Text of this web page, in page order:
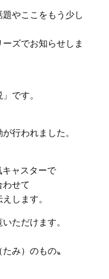
題やここをもう少し
ーズでお知らせしま
です。
行われました。
ャスターで
せて
します。
ただけます。
み）のもの〟